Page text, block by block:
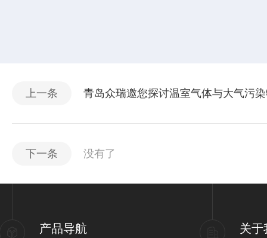
上一条 青岛众瑞邀您探讨温室气体与大气污
下一条 没有了
产品导航 关于